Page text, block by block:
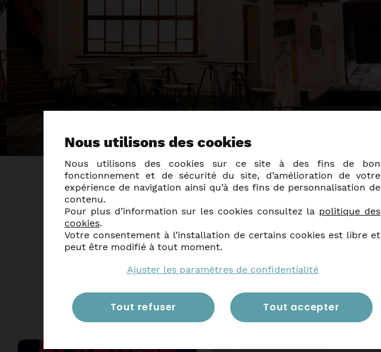
Spectacle en collaboration avec
Autres événements
Nous utilisons des cookies
Nous utilisons des cookies sur ce site à des fins de bon
fonctionnement et de sécurité du site, d’amélioration de votre
expérience de navigation ainsi qu’à des fins de personnalisation de
contenu.
Pour plus d’information sur les cookies consultez la politique des
cookies.
Votre consentement à l’installation de certains cookies est libre et
peut être modifié à tout moment.
Ajuster les paramètres de confidentialité